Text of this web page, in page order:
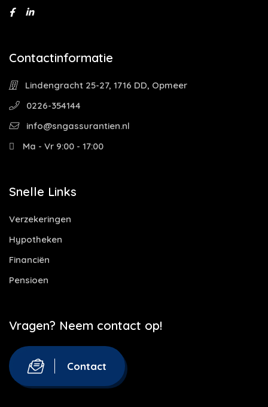
Contactinformatie
Lindengracht 25-27, 1716 DD, Opmeer
0226-354144
info@sngassurantien.nl
Ma - Vr 9:00 - 17:00
Snelle Links
Verzekeringen
Hypotheken
Financiën
Pensioen
Vragen? Neem contact op!
Contact